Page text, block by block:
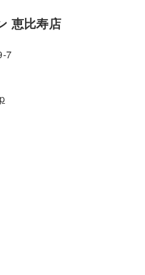
恵比寿店
7